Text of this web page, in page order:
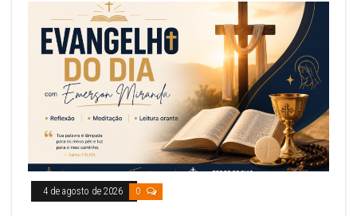
4 de agosto de 2026 0